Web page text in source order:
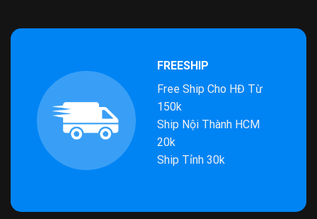
FREESHIP
Free Ship Cho HĐ Từ
150k
Ship Nội Thành HCM
20k
Ship Tỉnh 30k